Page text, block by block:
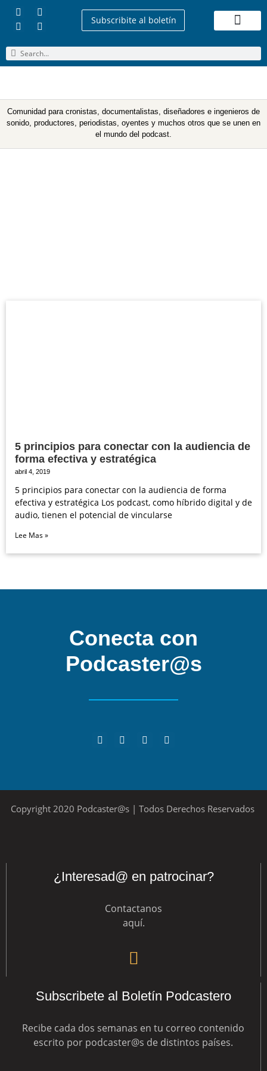
Subscribite al boletín
Comunidad para cronistas, documentalistas, diseñadores e ingenieros de
sonido, productores, periodistas, oyentes y muchos otros que se unen en
el mundo del podcast.
5 principios para conectar con la audiencia de
forma efectiva y estratégica
abril 4, 2019
5 principios para conectar con la audiencia de forma
efectiva y estratégica Los podcast, como híbrido digital y de
audio, tienen el potencial de vincularse
Lee Mas »
Conecta con
Podcaster@s
Copyright 2020 Podcaster@s | Todos Derechos Reservados
¿Interesad@ en patrocinar?
Contactanos
aquí.
Subscribete al Boletín Podcastero
Recibe cada dos semanas en tu correo contenido
escrito por podcaster@s de distintos países.